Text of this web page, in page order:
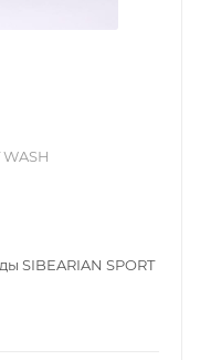
WASH
SIBEARIAN SPORT